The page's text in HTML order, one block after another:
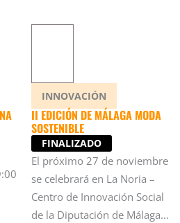
INNOVACIÓN
II EDICIÓN DE MÁLAGA MODA
SOSTENIBLE
FINALIZADO
El próximo 27 de noviembre
se celebrará en La Noria –
Centro de Innovación Social
de la Diputación de Málaga...